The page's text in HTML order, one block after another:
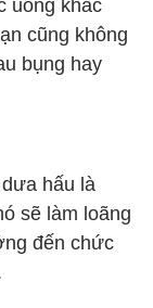
uống khác
cũng không
bụng hay
hấu là
sẽ làm loãng
đến chức